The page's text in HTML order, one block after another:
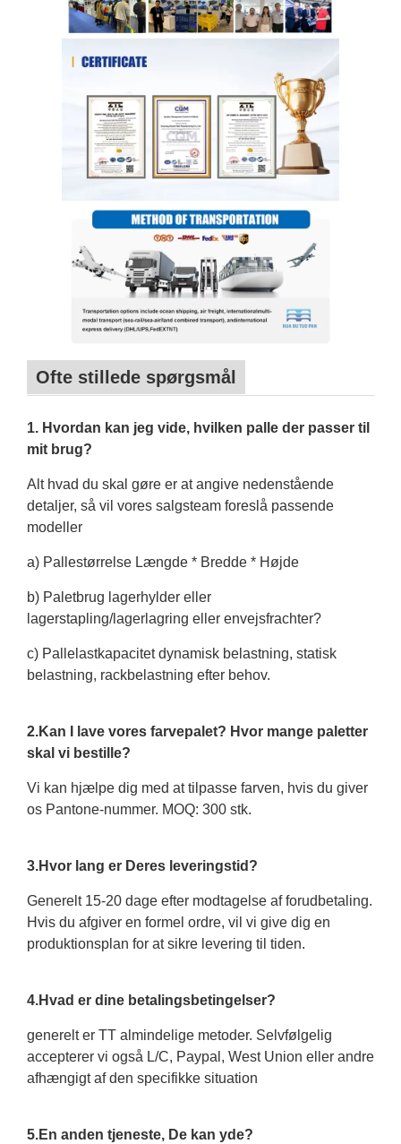
Ofte stillede spørgsmål
1. Hvordan kan jeg vide, hvilken palle der passer til
mit brug?
Alt hvad du skal gøre er at angive nedenstående
detaljer, så vil vores salgsteam foreslå passende
modeller
a) Pallestørrelse Længde * Bredde * Højde
b) Paletbrug lagerhylder eller
lagerstapling/lagerlagring eller envejsfrachter?
c) Pallelastkapacitet dynamisk belastning, statisk
belastning, rackbelastning efter behov.
2.Kan I lave vores farvepalet? Hvor mange paletter
skal vi bestille?
Vi kan hjælpe dig med at tilpasse farven, hvis du giver
os Pantone-nummer. MOQ: 300 stk.
3.Hvor lang er Deres leveringstid?
Generelt 15-20 dage efter modtagelse af forudbetaling.
Hvis du afgiver en formel ordre, vil vi give dig en
produktionsplan for at sikre levering til tiden.
4.Hvad er dine betalingsbetingelser?
generelt er TT almindelige metoder. Selvfølgelig
accepterer vi også L/C, Paypal, West Union eller andre
afhængigt af den specifikke situation
5.En anden tjeneste, De kan yde?